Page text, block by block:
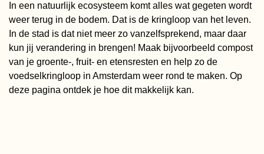
In een natuurlijk ecosysteem komt alles wat gegeten wordt
weer terug in de bodem. Dat is de kringloop van het leven.
In de stad is dat niet meer zo vanzelfsprekend, maar daar
kun jij verandering in brengen! Maak bijvoorbeeld compost
van je groente-, fruit- en etensresten en help zo de
voedselkringloop in Amsterdam weer rond te maken. Op
deze pagina ontdek je hoe dit makkelijk kan.